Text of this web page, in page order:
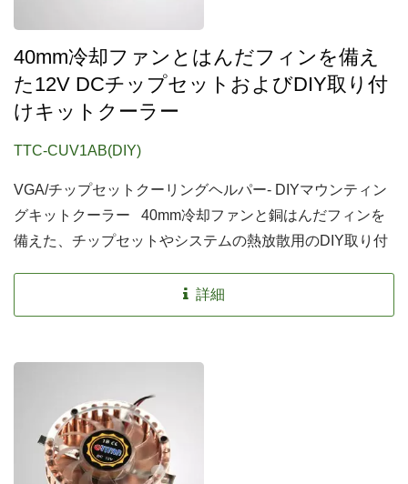
40mm冷却ファンとはんだフィンを備え
た12V DCチップセットおよびDIY取り付
けキットクーラー
TTC-CUV1AB(DIY)
VGA/チップセットクーリングヘルパー- DIYマウンティン
グキットクーラー 40mm冷却ファンと銅はんだフィンを
備えた、チップセットやシステムの熱放散用のDIY取り付
詳細